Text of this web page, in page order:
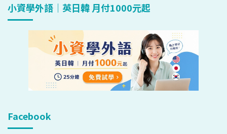
小資學外語｜英日韓 月付1000元起
Facebook